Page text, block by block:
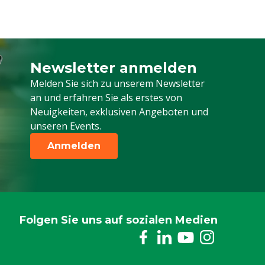
Newsletter anmelden
Melden Sie sich zu unserem Newsletter
an und erfahren Sie als erstes von
Neuigkeiten, exklusiven Angeboten und
unseren Events.
Melden Sie sich für unseren Newsletter
Anmelden
Folgen Sie uns auf sozialen Medien